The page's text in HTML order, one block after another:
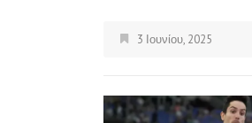
3 Ιουνίου, 2025